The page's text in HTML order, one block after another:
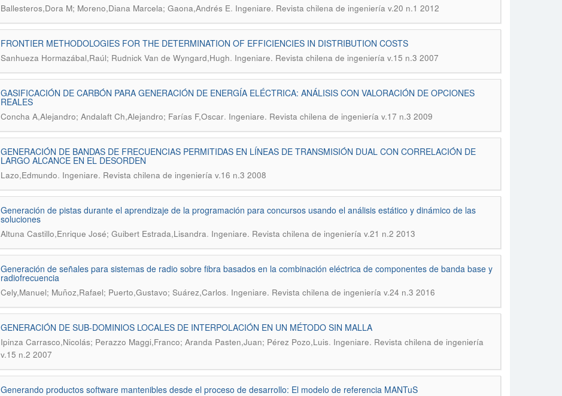
Ballesteros,Dora M; Moreno,Diana Marcela; Gaona,Andrés E. Ingeniare. Revista chilena de ingeniería v.20 n.1 2012
FRONTIER METHODOLOGIES FOR THE DETERMINATION OF EFFICIENCIES IN DISTRIBUTION COSTS
Sanhueza Hormazábal,Raúl; Rudnick Van de Wyngard,Hugh. Ingeniare. Revista chilena de ingeniería v.15 n.3 2007
GASIFICACIÓN DE CARBÓN PARA GENERACIÓN DE ENERGÍA ELÉCTRICA: ANÁLISIS CON VALORACIÓN DE OPCIONES
REALES
Concha A,Alejandro; Andalaft Ch,Alejandro; Farías F,Oscar. Ingeniare. Revista chilena de ingeniería v.17 n.3 2009
GENERACIÓN DE BANDAS DE FRECUENCIAS PERMITIDAS EN LÍNEAS DE TRANSMISIÓN DUAL CON CORRELACIÓN DE
LARGO ALCANCE EN EL DESORDEN
Lazo,Edmundo. Ingeniare. Revista chilena de ingeniería v.16 n.3 2008
Generación de pistas durante el aprendizaje de la programación para concursos usando el análisis estático y dinámico de las
soluciones
Altuna Castillo,Enrique José; Guibert Estrada,Lisandra. Ingeniare. Revista chilena de ingeniería v.21 n.2 2013
Generación de señales para sistemas de radio sobre fibra basados en la combinación eléctrica de componentes de banda base y
radiofrecuencia
Cely,Manuel; Muñoz,Rafael; Puerto,Gustavo; Suárez,Carlos. Ingeniare. Revista chilena de ingeniería v.24 n.3 2016
GENERACIÓN DE SUB-DOMINIOS LOCALES DE INTERPOLACIÓN EN UN MÉTODO SIN MALLA
Ipinza Carrasco,Nicolás; Perazzo Maggi,Franco; Aranda Pasten,Juan; Pérez Pozo,Luis. Ingeniare. Revista chilena de ingeniería
v.15 n.2 2007
Generando productos software mantenibles desde el proceso de desarrollo: El modelo de referencia MANTuS